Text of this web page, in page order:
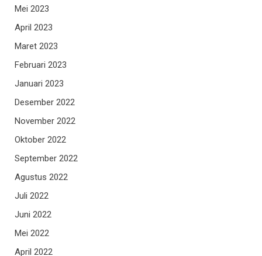
Mei 2023
April 2023
Maret 2023
Februari 2023
Januari 2023
Desember 2022
November 2022
Oktober 2022
September 2022
Agustus 2022
Juli 2022
Juni 2022
Mei 2022
April 2022